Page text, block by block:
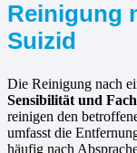
Reinigung
Suizid
Die Reinigung nach
Sensibilität und
reinigen den
umfasst die
häufig nach